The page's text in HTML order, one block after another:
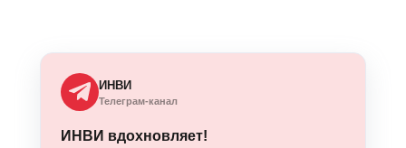
ИНВИ
Телеграм-канал
ИНВИ вдохновляет!